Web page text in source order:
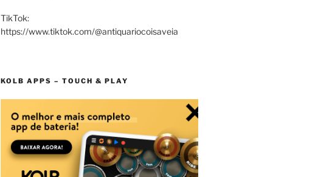
TikTok:
https://www.tiktok.com/@antiquariocoisaveia
KOLB APPS – TOUCH & PLAY